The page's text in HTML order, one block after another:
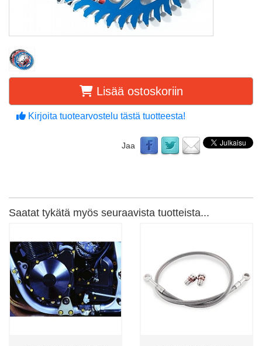
Lisää ostoskoriin
Kirjoita tuotearvostelu tästä tuotteesta!
Jaa
Saatat tykätä myös seuraavista tuotteista...